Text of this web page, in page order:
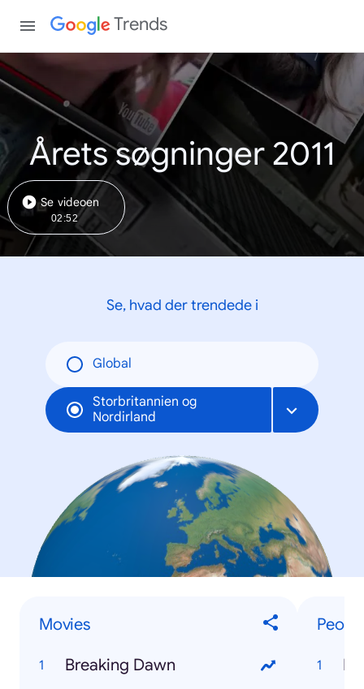
Trends
Årets søgninger 2011
Se videoen
02:52
Se, hvad der trendede i
Global
Storbritannien og
Nordirland
Movies
Breaking Dawn